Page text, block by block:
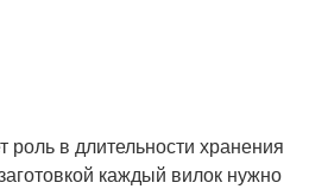
роль в длительности хранения
каждый вилок нужно